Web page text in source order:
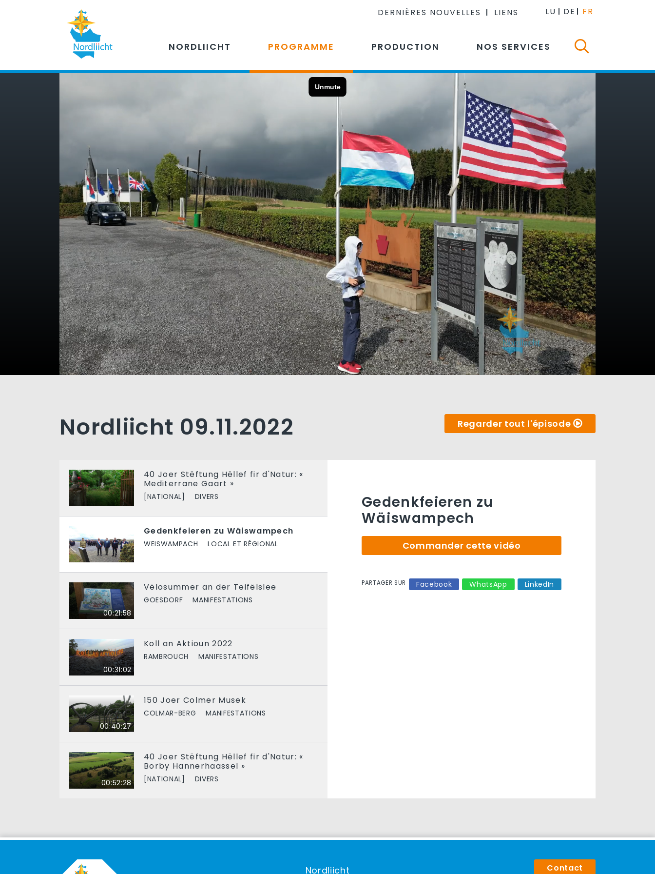
DERNIÈRES NOUVELLES LIENS LU DE FR
NORDLIICHT PROGRAMME PRODUCTION NOS SERVICES
Nordliicht 09.11.2022 Regarder tout l'épisode
40 Joer Stëftung Hëllef fir d'Natur: «
Mediterrane Gaart »
[NATIONAL] DIVERS
Gedenkfeieren zu Wäiswampech
WEISWAMPACH LOCAL ET RÉGIONAL
00:21:58
Vëlosummer an der Teifëlslee
GOESDORF MANIFESTATIONS
00:31:02
Koll an Aktioun 2022
RAMBROUCH MANIFESTATIONS
00:40:27
150 Joer Colmer Musek
COLMAR-BERG MANIFESTATIONS
00:52:28
40 Joer Stëftung Hëllef fir d'Natur: «
Borby Hannerhaassel »
[NATIONAL] DIVERS
Gedenkfeieren zu
Wäiswampech
Commander cette vidéo
PARTAGER SUR Facebook WhatsApp LinkedIn
Nordliicht Contact